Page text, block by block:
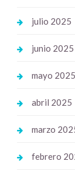
julio 2025
junio 2025
mayo 2025
abril 2025
marzo
febrero